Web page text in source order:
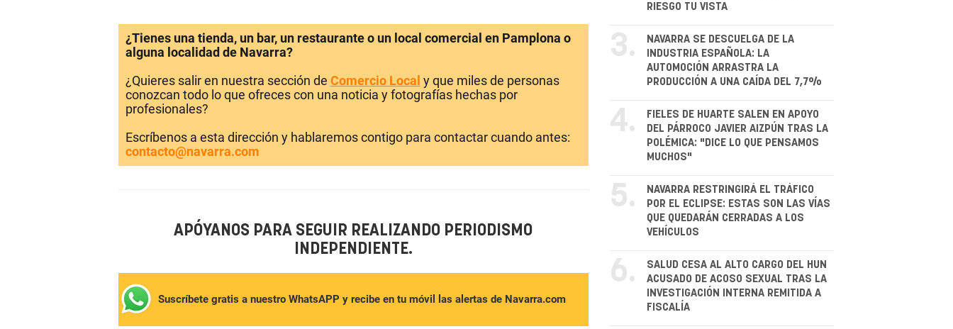
¿Tienes una tienda, un bar, un restaurante o un local comercial en Pamplona o
alguna localidad de Navarra?
¿Quieres salir en nuestra sección de Comercio Local y que miles de personas
conozcan todo lo que ofreces con una noticia y fotografías hechas por
profesionales?
Escríbenos a esta dirección y hablaremos contigo para contactar cuando antes:
contacto@navarra.com
APÓYANOS PARA SEGUIR REALIZANDO PERIODISMO
INDEPENDIENTE.
Suscríbete gratis a nuestro WhatsAPP y recibe en tu móvil las alertas de Navarra.com
RIESGO TU VISTA
3.
NAVARRA SE DESCUELGA DE LA
INDUSTRIA ESPAÑOLA: LA
AUTOMOCIÓN ARRASTRA LA
PRODUCCIÓN A UNA CAÍDA DEL 7,7%
4.
FIELES DE HUARTE SALEN EN APOYO
DEL PÁRROCO JAVIER AIZPÚN TRAS LA
POLÉMICA: "DICE LO QUE PENSAMOS
MUCHOS"
5.
NAVARRA RESTRINGIRÁ EL TRÁFICO
POR EL ECLIPSE: ESTAS SON LAS VÍAS
QUE QUEDARÁN CERRADAS A LOS
VEHÍCULOS
6.
SALUD CESA AL ALTO CARGO DEL HUN
ACUSADO DE ACOSO SEXUAL TRAS LA
INVESTIGACIÓN INTERNA REMITIDA A
FISCALÍA